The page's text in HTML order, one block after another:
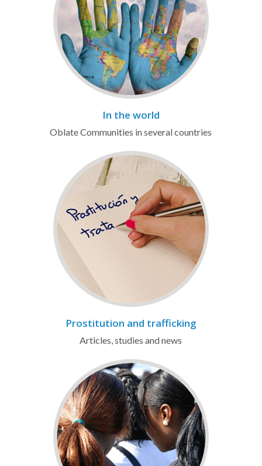
In the world
Oblate Communities in several countries
Prostitution and trafficking
Articles, studies and news